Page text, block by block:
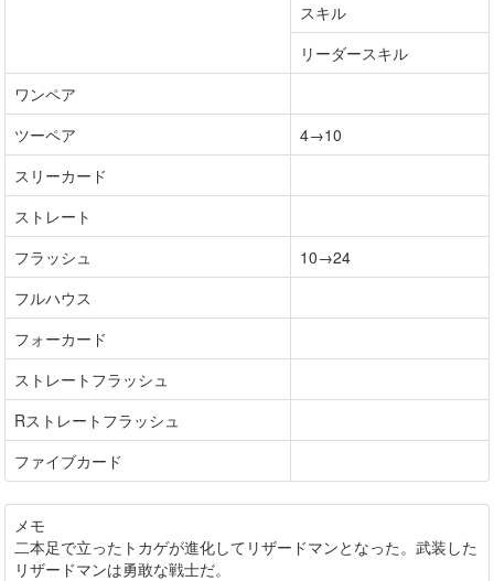
スキル
リーダースキル
ワンペア
ツーペア
4→10
スリーカード
ストレート
フラッシュ
10→24
フルハウス
フォーカード
ストレートフラッシュ
Rストレートフラッシュ
ファイブカード
メモ
二本足で立ったトカゲが進化してリザードマンとなった。武装した
リザードマンは勇敢な戦士だ。